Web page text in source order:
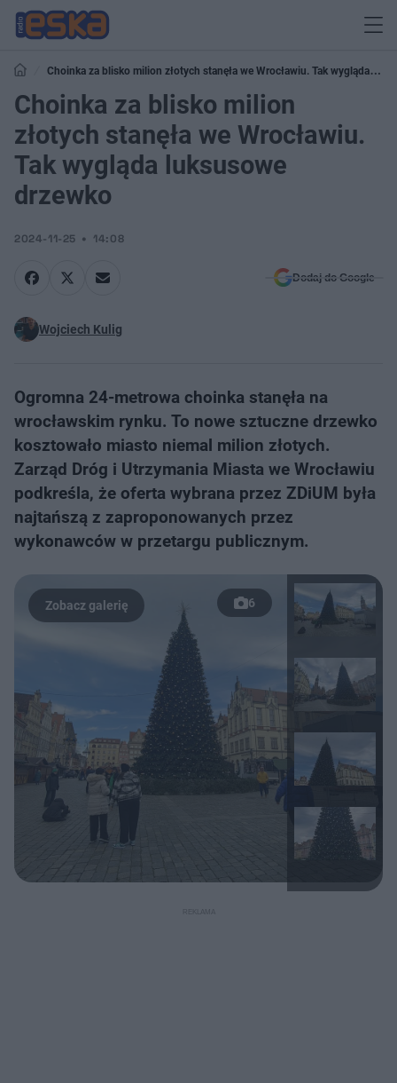
Choinka za blisko milion złotych stanęła we Wrocławiu. Tak wygląda
luksusowe drzewko
Choinka za blisko milion
złotych stanęła we Wrocławiu.
Tak wygląda luksusowe
drzewko
2024-11-25 14:08
Dodaj do Google
Wojciech Kulig
Ogromna 24-metrowa choinka stanęła na
wrocławskim rynku. To nowe sztuczne drzewko
kosztowało miasto niemal milion złotych.
Zarząd Dróg i Utrzymania Miasta we Wrocławiu
podkreśla, że oferta wybrana przez ZDiUM była
najtańszą z zaproponowanych przez
wykonawców w przetargu publicznym.
6